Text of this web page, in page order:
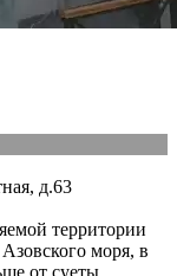
д.63
территории
моря, в